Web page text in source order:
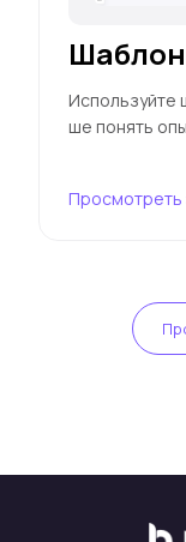
Используйте
ше понять
Просмотреть